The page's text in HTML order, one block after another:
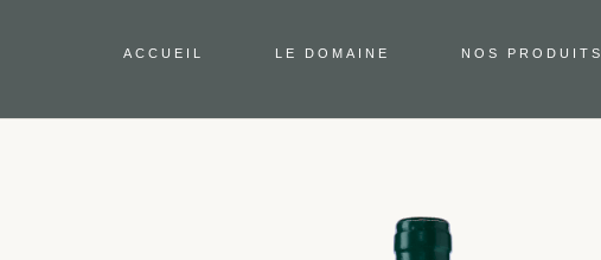
ACCUEIL LE DOMAINE NOS PRODUITS